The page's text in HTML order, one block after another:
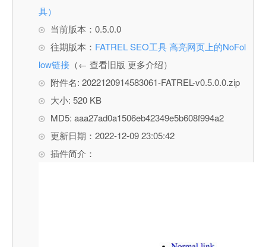
具）
当前版本：0.5.0.0
往期版本： FATREL SEO工具 高亮网页上的NoFol
low链接 （← 查看旧版 更多介绍）
附件名: 2022120914583061-FATREL-v0.5.0.0.zip
大小: 520 KB
MD5: aaa27ad0a1506eb42349e5b608f994a2
更新日期：2022-12-09 23:05:42
插件简介：